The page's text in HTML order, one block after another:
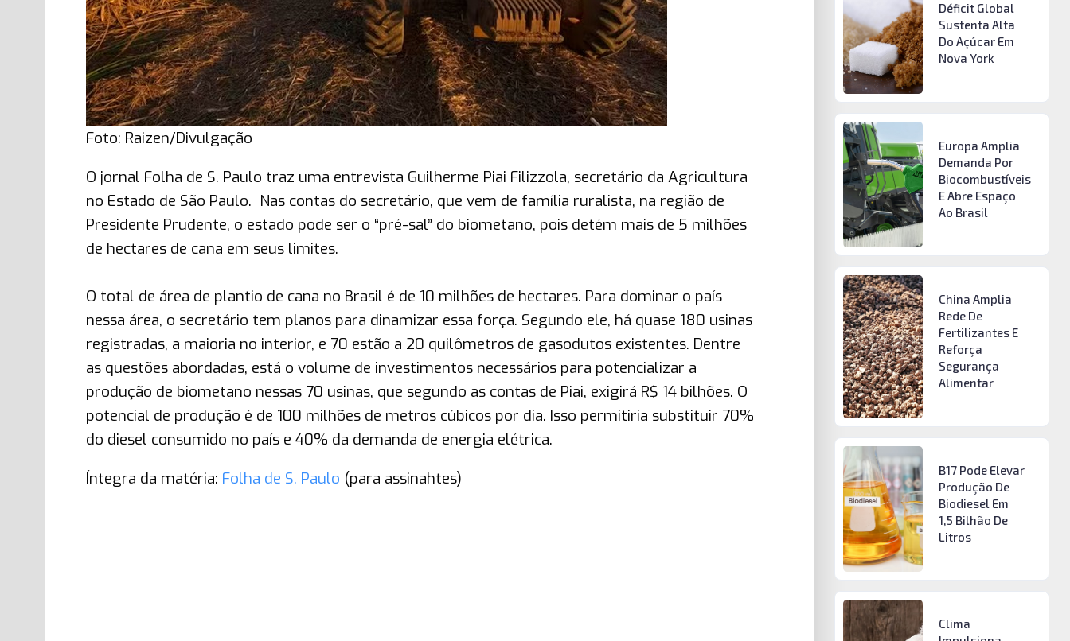
Foto: Raizen/Divulgação
O jornal Folha de S. Paulo traz uma entrevista Guilherme Piai Filizzola, secretário da Agricultura
no Estado de São Paulo. Nas contas do secretário, que vem de família ruralista, na região de
Presidente Prudente, o estado pode ser o “pré-sal” do biometano, pois detém mais de 5 milhões
de hectares de cana em seus limites.
O total de área de plantio de cana no Brasil é de 10 milhões de hectares. Para dominar o país
nessa área, o secretário tem planos para dinamizar essa força. Segundo ele, há quase 180 usinas
registradas, a maioria no interior, e 70 estão a 20 quilômetros de gasodutos existentes. Dentre
as questões abordadas, está o volume de investimentos necessários para potencializar a
produção de biometano nessas 70 usinas, que segundo as contas de Piai, exigirá R$ 14 bilhões. O
potencial de produção é de 100 milhões de metros cúbicos por dia. Isso permitiria substituir 70%
do diesel consumido no país e 40% da demanda de energia elétrica.
Íntegra da matéria: Folha de S. Paulo (para assinahtes)
Déficit Global
Sustenta Alta
Do Açúcar Em
Nova York
Europa Amplia
Demanda Por
Biocombustíveis
E Abre Espaço
Ao Brasil
China Amplia
Rede De
Fertilizantes E
Reforça
Segurança
Alimentar
B17 Pode Elevar
Produção De
Biodiesel Em
1,5 Bilhão De
Litros
Clima